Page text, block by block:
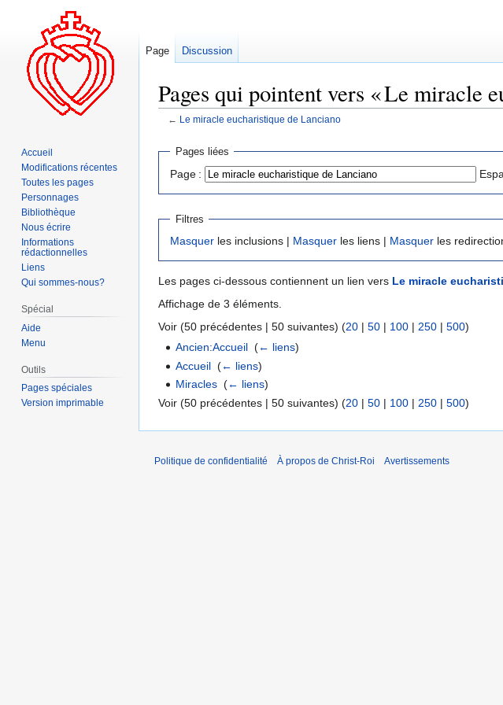
Pages qui pointent vers « Le miracle
← Le miracle eucharistique de Lanciano
Aller
navigation
Aller
recherche
Pages liées
Page :
Filtres
Masquer les inclusions | Masquer les liens | Masquer les
Les pages ci-dessous contiennent un lien vers Le miracle
Affichage de 3 éléments.
Voir (50 précédentes | 50 suivantes) (20 | 50 | 100 | 250 | 500)
Ancien:Accueil ‎(← liens)
Accueil ‎(← liens)
Miracles ‎(← liens)
Voir (50 précédentes | 50 suivantes) (20 | 50 | 100 | 250 | 500)
Page Discussion
Accueil
Modifications récentes
Toutes les pages
Personnages
Bibliothèque
Nous écrire
Informations
rédactionnelles
Liens
Qui sommes-nous?
Spécial
Aide
Menu
Outils
Pages spéciales
Version imprimable
Politique de confidentialité À propos de Christ-Roi Avertissements